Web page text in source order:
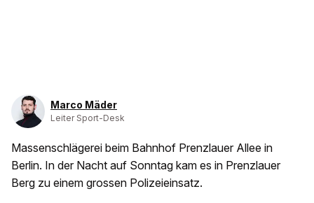
Marco Mäder
Leiter Sport-Desk
Massenschlägerei beim Bahnhof Prenzlauer Allee in
Berlin. In der Nacht auf Sonntag kam es in Prenzlauer
Berg zu einem grossen Polizeieinsatz.